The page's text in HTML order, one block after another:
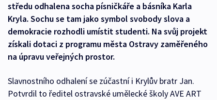
středu odhalena socha písničkáře a básníka Karla
Kryla. Sochu se tam jako symbol svobody slova a
demokracie rozhodli umístit studenti. Na svůj projekt
získali dotaci z programu města Ostravy zaměřeného
na úpravu veřejných prostor.
Slavnostního odhalení se zúčastní i Krylův bratr Jan.
Potvrdil to ředitel ostravské umělecké školy AVE ART